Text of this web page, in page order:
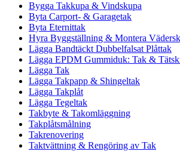
Bygga Takkupa & Vindskupa
Byta Carport- & Garagetak
Byta Eternittak
Hyra Byggställning & Montera
Lägga Bandtäckt Dubbelfalsat Plåttak
Lägga EPDM Gummiduk: Tak &
Lägga Tak
Lägga Takpapp & Shingeltak
Lägga Takplåt
Lägga Tegeltak
Takbyte & Takomläggning
Takplåtsmålning
Takrenovering
Taktvättning & Rengöring av Tak